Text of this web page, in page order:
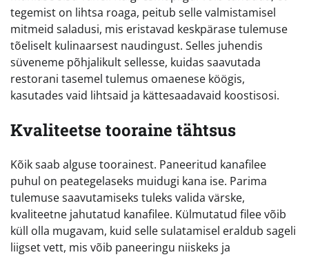
tegemist on lihtsa roaga, peitub selle valmistamisel
mitmeid saladusi, mis eristavad keskpärase tulemuse
tõeliselt kulinaarsest naudingust. Selles juhendis
süveneme põhjalikult sellesse, kuidas saavutada
restorani tasemel tulemus omaenese köögis,
kasutades vaid lihtsaid ja kättesaadavaid koostisosi.
Kvaliteetse tooraine tähtsus
Kõik saab alguse toorainest. Paneeritud kanafilee
puhul on peategelaseks muidugi kana ise. Parima
tulemuse saavutamiseks tuleks valida värske,
kvaliteetne jahutatud kanafilee. Külmutatud filee võib
küll olla mugavam, kuid selle sulatamisel eraldub sageli
liigset vett, mis võib paneeringu niiskeks ja